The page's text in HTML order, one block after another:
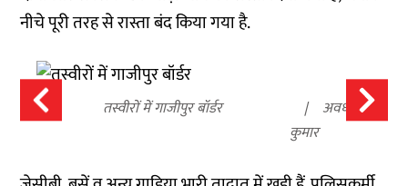
नीचे पूरी तरह से रास्ता बंद किया गया है.
तस्वीरों में गाजीपुर बॉर्डर
अवधेश
कुमार